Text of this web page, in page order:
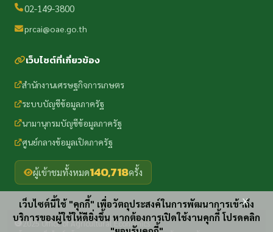
02-149-3800
prcai@oae.go.th
เว็บไซต์ที่เกี่ยวข้อง
สำนักงานเศรษฐกิจการเกษตร
ระบบบัญชีข้อมูลภาครัฐ
นามานุกรมบัญชีข้อมูลภาครัฐ
ศูนย์กลางข้อมูลเปิดภาครัฐ
ผู้เข้าชมทั้งหมด140,718ครั้ง
2025 Office of Agricultural Economics
เว็บไซต์นี้ใช้ "คุกกี้" เพื่อวัตถุประสงค์ในการพัฒนาการเข้าถึง
บริการของผู้ใช้ให้ดียิ่งขึ้น หากต้องการเปิดใช้งานคุกกี้ โปรดคลิก
x